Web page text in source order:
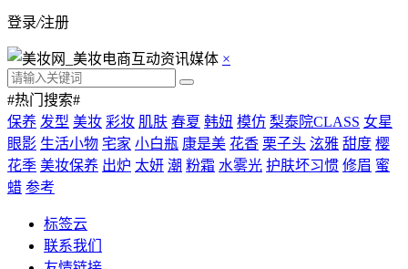
登录/注册
×
#热门搜索#
保养 发型 美妆 彩妆 肌肤 春夏 韩妞 模仿 梨泰院CLASS 女星
眼影 生活小物 宅家 小白瓶 康是美 花香 栗子头 泫雅 甜度 樱
花季 美妆保养 出炉 太妍 潮 粉霜 水雾光 护肤坏习惯 修眉 蜜
蜡 参考
标签云
联系我们